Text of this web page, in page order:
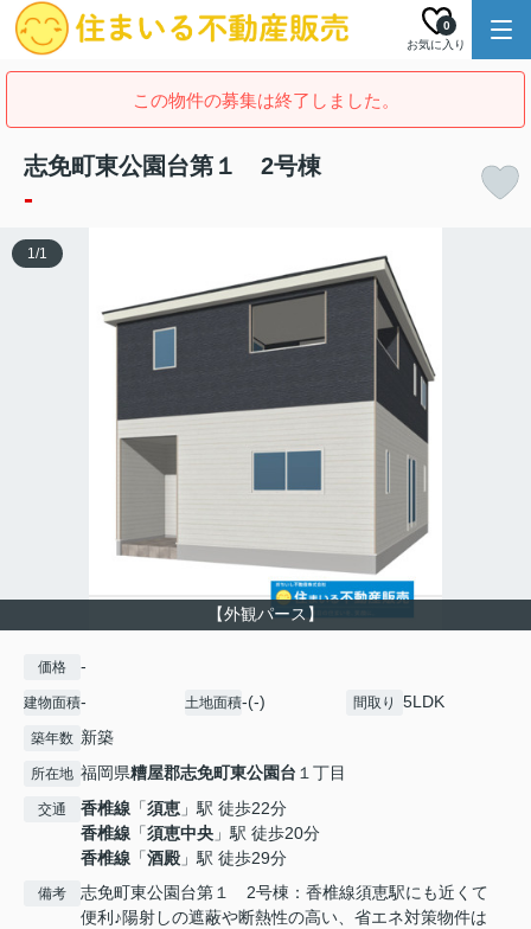
お気に入り
0
この物件の募集は終了しました。
志免町東公園台第１ 2号棟
-
【外観パース】
1/1
価格 -
建物面積- 土地面積-(-) 間取り 5LDK
築年数 新築
所在地 福岡県糟屋郡志免町東公園台 １丁目
交通 香椎線 「須恵 」駅 徒歩22分
香椎線 「須恵中央 」駅 徒歩20分
香椎線 「酒殿 」駅 徒歩29分
備考
志免町東公園台第１ 2号棟：香椎線須恵駅にも近くて
便利♪陽射しの遮蔽や断熱性の高い、省エネ対策物件は